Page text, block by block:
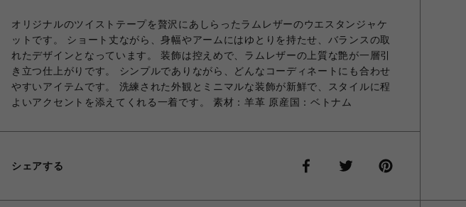
オリジナルのツイストテープを贅沢にあしらったラムレザーのウエスタンジャケ
ットです。 ショート丈ながら、身幅やアームにはゆとりを持たせ、バランスの取
れたデザインとなっています。 装飾は控えめで、ラムレザーの上質な艶が一層引
き立つ仕上がりです。 シンプルでありながら、どんなコーディネートにも合わせ
やすいアイテムです。 洗練された外観とミニマルな装飾が新鮮で、スタイルに程
よいアクセントを添えてくれる一着です。 素材：羊革 原産国：ベトナム
シェアする